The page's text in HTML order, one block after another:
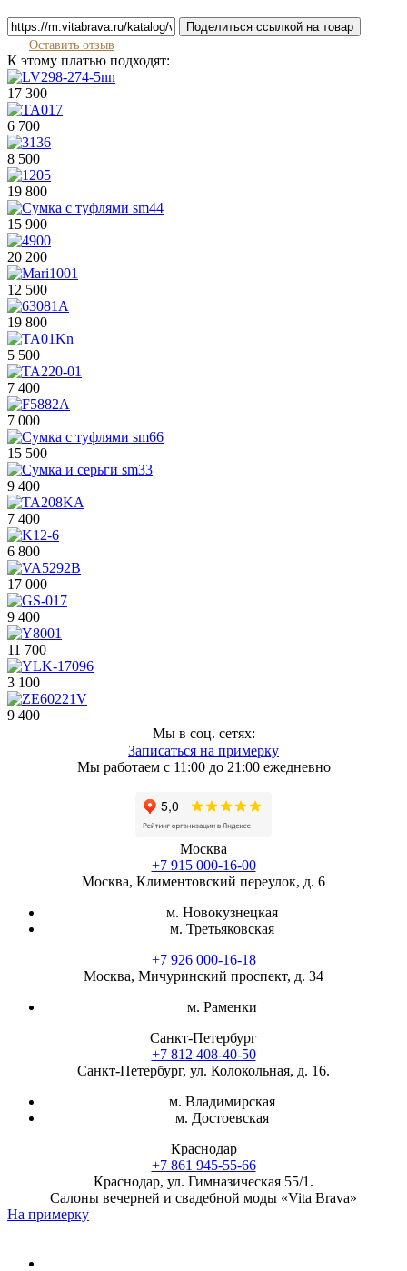
Поделиться ссылкой на товар
Оставить отзыв
К этому платью подходят:
17 300
6 700
8 500
19 800
15 900
20 200
12 500
19 800
5 500
7 400
7 000
15 500
9 400
7 400
6 800
17 000
9 400
11 700
3 100
9 400
Мы в соц. сетях:
Записаться на примерку
Мы работаем с 11:00 до 21:00 ежедневно
Москва
+7 915 000-16-00
Москва, Климентовский переулок, д. 6
м. Новокузнецкая
м. Третьяковская
+7 926 000-16-18
Москва, Мичуринский проспект, д. 34
м. Раменки
Санкт-Петербург
+7 812 408-40-50
Санкт-Петербург, ул. Колокольная, д. 16.
м. Владимирская
м. Достоевская
Краснодар
+7 861 945-55-66
Краснодар, ул. Гимназическая 55/1.
Салоны вечерней и свадебной моды «Vita Brava»
На примерку